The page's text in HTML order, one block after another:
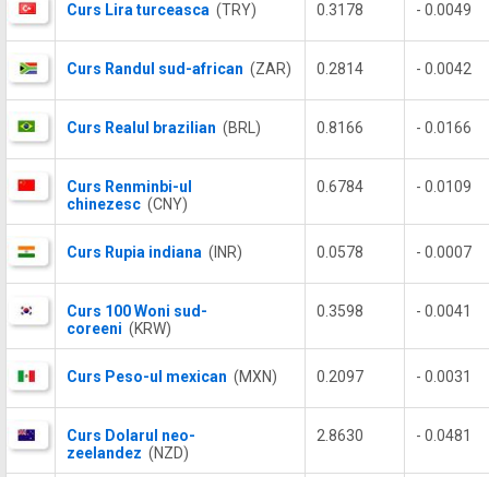
Curs Lira turceasca (TRY) 0.3178 - 0.0049
Curs Randul sud-african (ZAR) 0.2814 - 0.0042
Curs Realul brazilian (BRL) 0.8166 - 0.0166
Curs Renminbi-ul
chinezesc (CNY)
0.6784 - 0.0109
Curs Rupia indiana (INR) 0.0578 - 0.0007
Curs 100 Woni sud-
coreeni (KRW)
0.3598 - 0.0041
Curs Peso-ul mexican (MXN) 0.2097 - 0.0031
Curs Dolarul neo-
zeelandez (NZD)
2.8630 - 0.0481